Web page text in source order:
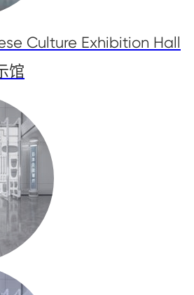
Culture Exhibition Hall
馆